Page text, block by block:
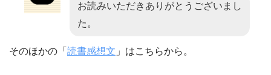
お読みいただきありがとうございまし
た。
そのほかの「 読書感想文 」はこちらから。